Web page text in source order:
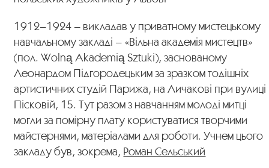
1912–1924 – викладав у приватному мистецькому
навчальному закладі – «Вільна академія мистецтв»
(пол. Wolną Akademią Sztuki), заснованому
Леонардом Підгородецьким за зразком тодішніх
артистичних студій Парижа, на Личакові при вулиці
Пісковій, 15. Тут разом з навчанням молоді митці
могли за помірну плату користуватися творчими
майстернями, матеріалами для роботи. Учнем цього
закладу був, зокрема, Роман Сельський